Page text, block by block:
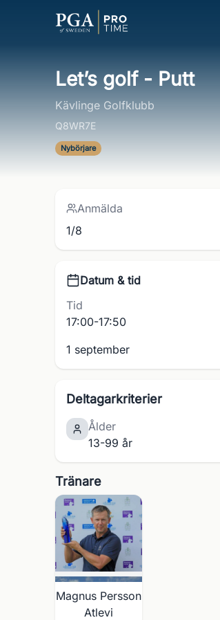
Let’s golf - Putt
Kävlinge Golfklubb
Q8WR7E
Nybörjare
Anmälda
1/8
Datum & tid
Tid
17:00-17:50
1 september
Deltagarkriterier
Ålder
13-99 år
Tränare
Magnus Persson
Atlevi